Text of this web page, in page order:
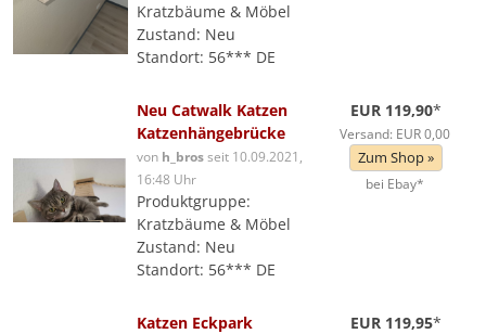
Kratzbäume & Möbel
Zustand: Neu
Standort: 56*** DE
Neu Catwalk Katzen
Katzenhängebrücke
von h_brosseit 10.09.2021,
16:48 Uhr
Produktgruppe:
Kratzbäume & Möbel
Zustand: Neu
Standort: 56*** DE
EUR 119,90*
Versand: EUR 0,00
Zum Shop »
bei Ebay*
Katzen Eckpark
EUR 119,95*